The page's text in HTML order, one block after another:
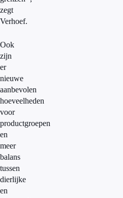
zegt
Verhoef.
Ook
zijn
er
nieuwe
aanbevolen
hoeveelheden
voor
productgroepen
en
meer
balans
tussen
dierlijke
en